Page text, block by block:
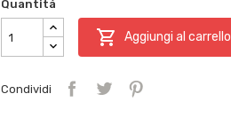
Quantità
 Aggiungi al carrello
Condividi